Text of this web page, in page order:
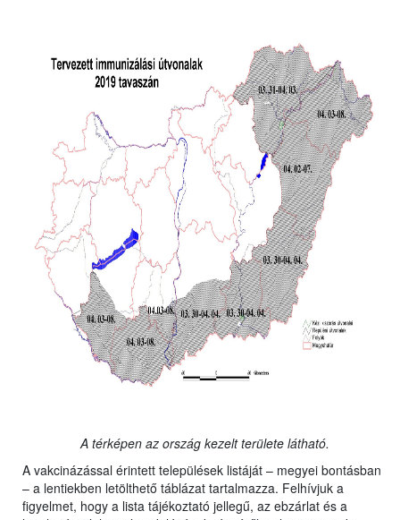
A térképen az ország kezelt területe látható.
A vakcinázással érintett települések listáját – megyei bontásban
– a lentiekben letölthető táblázat tartalmazza. Felhívjuk a
figyelmet, hogy a lista tájékoztató jellegű, az ebzárlat és a